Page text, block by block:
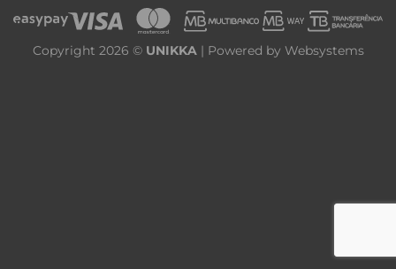
Copyright 2026 © UNIKKA| Powered by Websystems